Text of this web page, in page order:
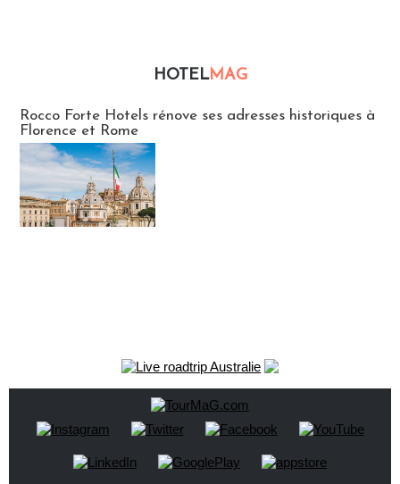
HOTELMAG
Rocco Forte Hotels rénove ses adresses historiques à
Florence et Rome